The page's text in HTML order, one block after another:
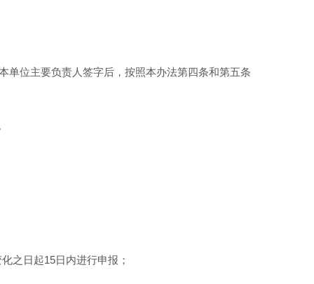
单位主要负责人签字后，按照本办法第四条和第五条
之日起15日内进行申报；